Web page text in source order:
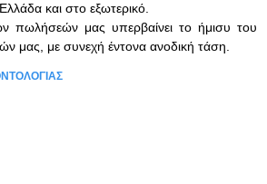
και στο εξωτερικό.
πωλήσεών μας υπερβαίνει το ήμισυ του
μας, με συνεχή έντονα ανοδική τάση.